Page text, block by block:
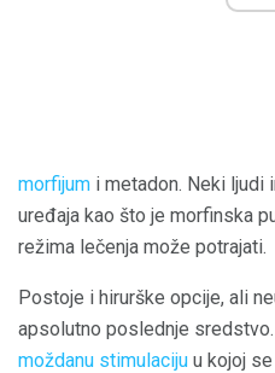
morfijum i metadon. Neki ljudi
uređaja kao što je morfinska
režima lečenja može potrajati.
Postoje i hirurške opcije, ali
apsolutno poslednje
moždanu stimulaciju u kojoj